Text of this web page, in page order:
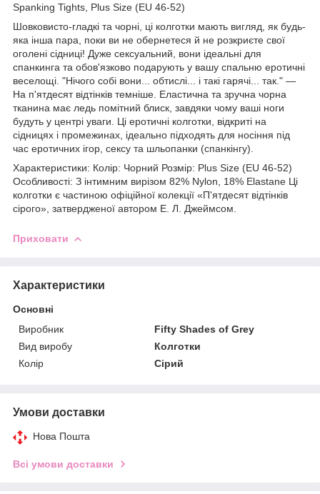
Spanking Tights, Plus Size (EU 46-52)
Шовковисто-гладкі та чорні, ці колготки мають вигляд, як будь-
яка інша пара, поки ви не обернетеся й не розкриєте свої
оголені сідниці! Дуже сексуальний, вони ідеальні для
спанкинга та обов'язково подарують у вашу спальню еротичні
веселощі. "Нічого собі вони... обтислі... і такі гарячі... так." —
На п'ятдесят відтінків темніше. Еластична та зручна чорна
тканина має ледь помітний блиск, завдяки чому ваші ноги
будуть у центрі уваги. Ці еротичні колготки, відкриті на
сідницях і промежинах, ідеально підходять для носіння під
час еротичних ігор, сексу та шльопанки (спанкінгу).
Характеристики: Колір: Чорний Розмір: Plus Size (EU 46-52)
Особливості: З інтимним вирізом 82% Nylon, 18% Elastane Ці
колготки є частиною офіційної колекції «П'ятдесят відтінків
сірого», затвердженої автором Е. Л. Джеймсом.
Приховати
Характеристики
Основні
Виробник
Fifty Shades of Grey
Вид виробу
Колготки
Колір
Сірий
Умови доставки
Нова Пошта
Всі умови доставки